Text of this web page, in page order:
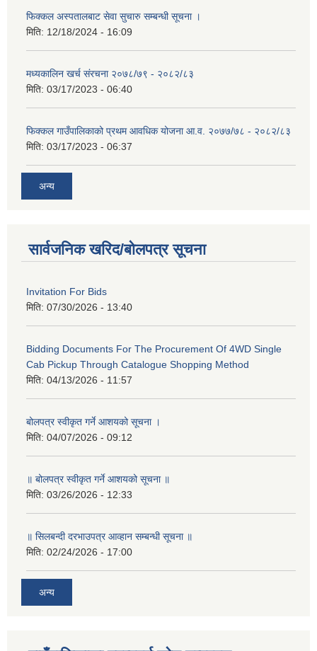
फिक्कल अस्पतालबाट सेवा सुचारु सम्बन्धी सूचना ।
मिति: 12/18/2024 - 16:09
मध्यकालिन खर्च संरचना २०७८/७९ - २०८२/८३
मिति: 03/17/2023 - 06:40
फिक्कल गाउँपालिकाको प्रथम आवधिक योजना आ.व. २०७७/७८ - २०८२/८३
मिति: 03/17/2023 - 06:37
अन्य
सार्वजनिक खरिद/बोलपत्र सूचना
Invitation For Bids
मिति: 07/30/2026 - 13:40
Bidding Documents For The Procurement Of 4WD Single
Cab Pickup Through Catalogue Shopping Method
मिति: 04/13/2026 - 11:57
बोलपत्र स्वीकृत गर्ने आशयको सूचना ।
मिति: 04/07/2026 - 09:12
॥ बोलपत्र स्वीकृत गर्ने आशयको सूचना ॥
मिति: 03/26/2026 - 12:33
॥ सिलबन्दी दरभाउपत्र आव्हान सम्बन्धी सूचना ॥
मिति: 02/24/2026 - 17:00
अन्य